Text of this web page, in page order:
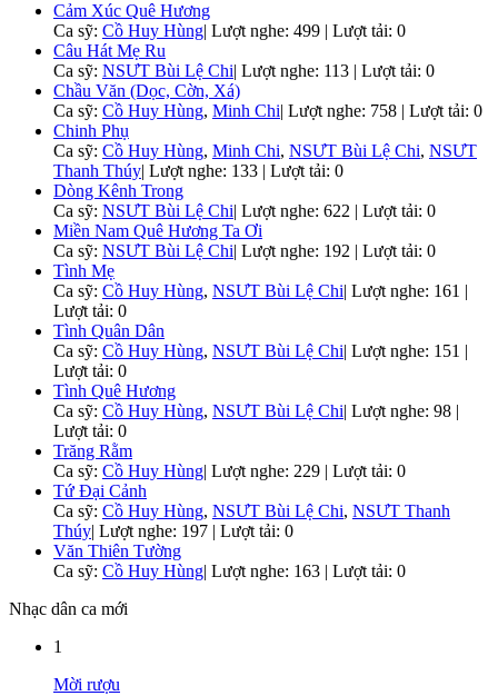
Cảm Xúc Quê Hương
Ca sỹ: Cồ Huy Hùng| Lượt nghe: 499 | Lượt tải: 0
Câu Hát Mẹ Ru
Ca sỹ: NSƯT Bùi Lệ Chi| Lượt nghe: 113 | Lượt tải: 0
Chầu Văn (Dọc, Cờn, Xá)
Ca sỹ: Cồ Huy Hùng, Minh Chi| Lượt nghe: 758 | Lượt tải: 0
Chinh Phụ
Ca sỹ: Cồ Huy Hùng, Minh Chi, NSƯT Bùi Lệ Chi, NSƯT
Thanh Thúy| Lượt nghe: 133 | Lượt tải: 0
Dòng Kênh Trong
Ca sỹ: NSƯT Bùi Lệ Chi| Lượt nghe: 622 | Lượt tải: 0
Miền Nam Quê Hương Ta Ơi
Ca sỹ: NSƯT Bùi Lệ Chi| Lượt nghe: 192 | Lượt tải: 0
Tình Mẹ
Ca sỹ: Cồ Huy Hùng, NSƯT Bùi Lệ Chi| Lượt nghe: 161 |
Lượt tải: 0
Tình Quân Dân
Ca sỹ: Cồ Huy Hùng, NSƯT Bùi Lệ Chi| Lượt nghe: 151 |
Lượt tải: 0
Tình Quê Hương
Ca sỹ: Cồ Huy Hùng, NSƯT Bùi Lệ Chi| Lượt nghe: 98 |
Lượt tải: 0
Trăng Rằm
Ca sỹ: Cồ Huy Hùng| Lượt nghe: 229 | Lượt tải: 0
Tứ Đại Cảnh
Ca sỹ: Cồ Huy Hùng, NSƯT Bùi Lệ Chi, NSƯT Thanh
Thúy| Lượt nghe: 197 | Lượt tải: 0
Văn Thiên Tường
Ca sỹ: Cồ Huy Hùng| Lượt nghe: 163 | Lượt tải: 0
Nhạc dân ca mới
1
Mời rượu